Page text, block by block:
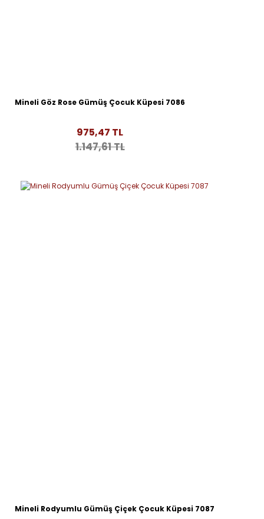
Mineli Göz Rose Gümüş Çocuk Küpesi 7086
975,47 TL
1.147,61 TL
Mineli Rodyumlu Gümüş Çiçek Çocuk Küpesi 7087